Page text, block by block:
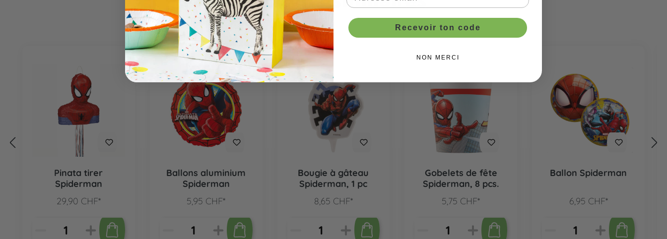
Pinata tirer
Spiderman
29,90 CHF*
Ballons aluminium
Spiderman
5,95 CHF*
Bougie à gâteau
Spiderman, 1 pc
8,65 CHF*
Gobelets de fête
Spiderman, 8 pcs.
5,75 CHF*
Ballon Spiderman
6,95 CHF*
Recevoir ton code
NON MERCI